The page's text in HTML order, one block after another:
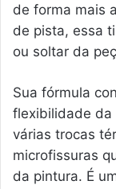
de forma mais
de pista, essa
ou soltar da
Sua fórmula
flexibilidade da
várias trocas
microfissuras
da pintura. É